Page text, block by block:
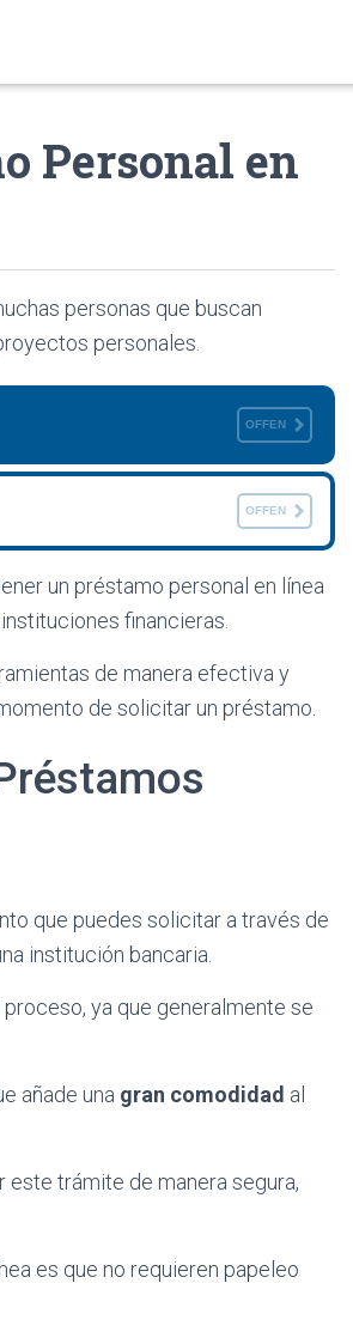
Personal en
personas que buscan
personales.
OFFEN
OFFEN
un préstamo personal en línea
financieras.
de manera efectiva y
de solicitar un préstamo.
que puedes solicitar a través de
institución bancaria.
proceso, ya que generalmente se
añade una gran comodidad al
trámite de manera segura,
es que no requieren papeleo